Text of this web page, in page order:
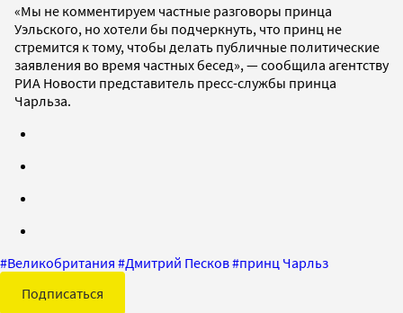
«Мы не комментируем частные разговоры принца
Уэльского, но хотели бы подчеркнуть, что принц не
стремится к тому, чтобы делать публичные политические
заявления во время частных бесед», — сообщила агентству
РИА Новости представитель пресс-службы принца
Чарльза.
#Великобритания #Дмитрий Песков#принц Чарльз
Подписаться